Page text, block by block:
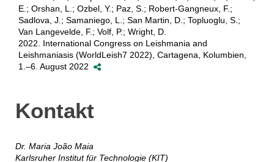
E.; Orshan, L.; Ozbel, Y.; Paz, S.; Robert-Gangneux, F.;
Sadlova, J.; Samaniego, L.; San Martin, D.; Topluoglu, S.;
Van Langevelde, F.; Volf, P.; Wright, D.
2022. International Congress on Leishmania and
Leishmaniasis (WorldLeish7 2022), Cartagena, Kolumbien,
1.–6. August 2022
Kontakt
Dr. Maria João Maia
Karlsruher Institut für Technologie (KIT)